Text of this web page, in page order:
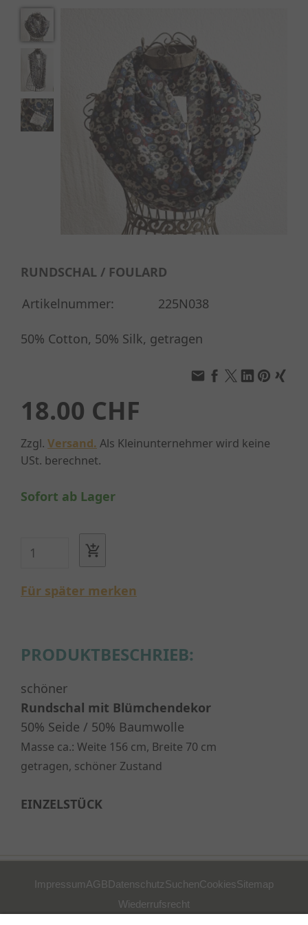
RUNDSCHAL / FOULARD
Artikelnummer:
225N038
50% Cotton, 50% Silk, getragen
18.00 CHF
Zzgl. Versand. Als Kleinunternehmer wird keine
USt. berechnet.
Sofort ab Lager
Für später merken
PRODUKTBESCHRIEB:
schöner
Rundschal mit Blümchendekor
50% Seide / 50% Baumwolle
Masse ca.: Weite 156 cm, Breite 70 cm
getragen, schöner Zustand
EINZELSTÜCK
ImpressumAGBDatenschutzSuchenCookiesSitemap
Wiederrufsrecht